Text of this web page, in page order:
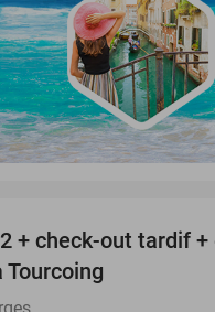
+ check-out tardif
Tourcoing